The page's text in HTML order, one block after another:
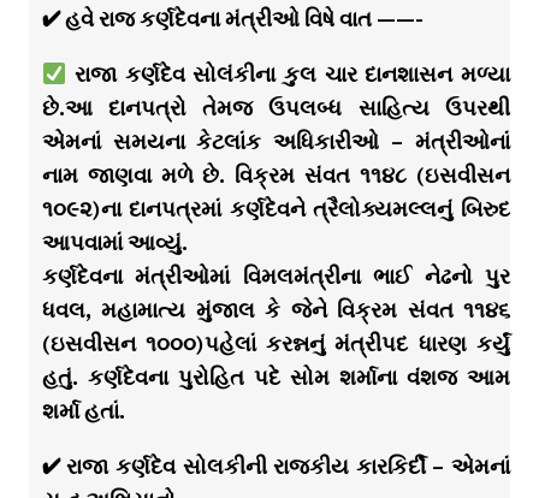
✔ હવે રાજ કર્ણદેવના મંત્રીઓ વિષે વાત ——-
રાજા કર્ણદેવ સોલંકીના કુલ ચાર દાનશાસન મળ્યા
છે.આ દાનપત્રો તેમજ ઉપલબ્ધ સાહિત્ય ઉપરથી
એમનાં સમયના કેટલાંક અધિકારીઓ – મંત્રીઓનાં
નામ જાણવા મળે છે. વિક્રમ સંવત ૧૧૪૮ (ઇસવીસન
૧૦૯૨)ના દાનપત્રમાં કર્ણદેવને ત્રૈલોક્યમલ્લનું બિરુદ
આપવામાં આવ્યું.
કર્ણદેવના મંત્રીઓમાં વિમલમંત્રીના ભાઈ નેઢનો પુર
ધવલ, મહામાત્ય મુંજાલ કે જેને વિક્રમ સંવત ૧૧૪૬
(ઇસવીસન ૧૦૦૦)પહેલાં કરન્નનું મંત્રીપદ ધારણ કર્યું
હતું. કર્ણદેવના પુરોહિત પદે સોમ શર્માના વંશજ આમ
શર્મા હતાં.
✔ રાજા કર્ણદેવ સોલકીની રાજકીય કારકિર્દી – એમનાં